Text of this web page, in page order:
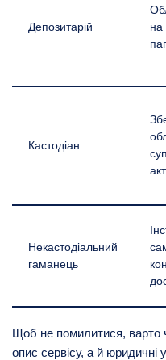
Депозитарій
на
Кастодіан
Некастодіальний
гаманець
Щоб не помилитися, варто
опис сервісу, а й юридичні